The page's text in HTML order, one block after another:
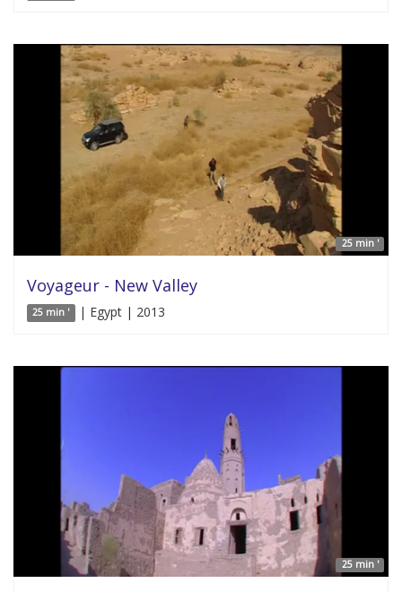
25 min '
Voyageur - New Valley
25 min ' | Egypt | 2013
25 min '